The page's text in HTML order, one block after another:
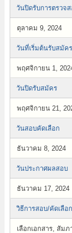
วันปิดรับการตรวจ
ตุลาคม 9, 2024
วันที่เริ่มต้นรับสมัคร
พฤศจิกายน 1,
วันปิดรับสมัคร
พฤศจิกายน 21,
วันสอบคัดเลือก
ธันวาคม 8, 2024
วันประกาศผลสอบ
ธันวาคม 17, 2024
วิธีการสอบ/คัดเลือก
เลือกเอกสาร, สัม